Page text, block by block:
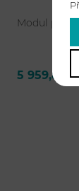
Modul pro
5 959,80